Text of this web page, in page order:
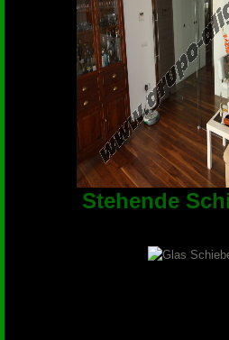
Stehende